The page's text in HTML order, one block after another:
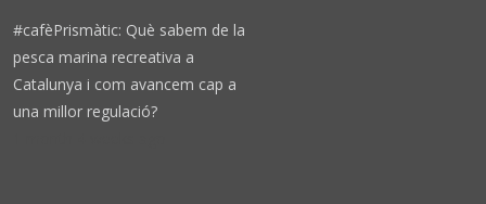
#cafèPrismàtic: Què sabem de la
pesca marina recreativa a
Catalunya i com avancem cap a
una millor regulació?